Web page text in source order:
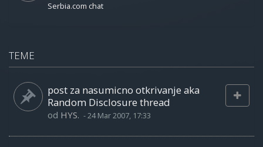
Serbia.com chat
TEME
post za nasumicno otkrivanje aka
Random Disclosure thread
od HYS. -24 Mar 2007, 17:33